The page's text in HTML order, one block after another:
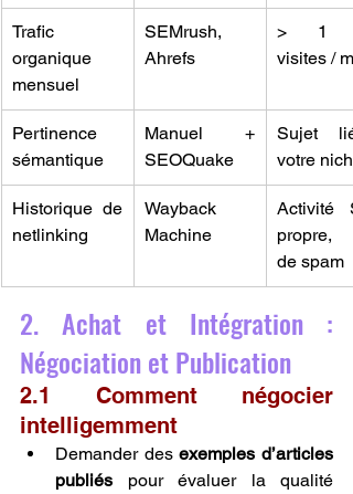
Trafic
organique
mensuel
SEMrush,
Ahrefs
> 1
visites /
Pertinence
sémantique
Manuel +
SEOQuake
Sujet
votre niche
Historique de
netlinking
Wayback
Machine
Activité
propre,
de spam
2. Achat et Intégration :
Négociation et Publication
2.1 Comment négocier
intelligemment
Demander des exemples d’articles
publiés pour évaluer la qualité